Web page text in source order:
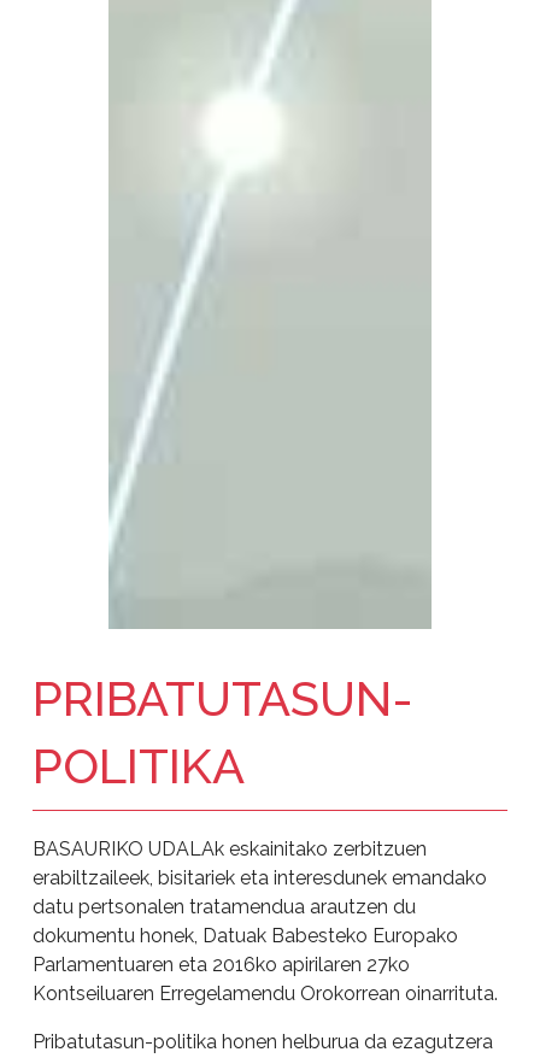
PRIBATUTASUN-
POLITIKA
BASAURIKO UDALAk eskainitako zerbitzuen
erabiltzaileek, bisitariek eta interesdunek emandako
datu pertsonalen tratamendua arautzen du
dokumentu honek, Datuak Babesteko Europako
Parlamentuaren eta 2016ko apirilaren 27ko
Kontseiluaren Erregelamendu Orokorrean oinarrituta.
Pribatutasun-politika honen helburua da ezagutzera